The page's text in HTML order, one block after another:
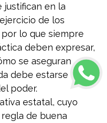
justifican en la
de los
lo que siempre
deben expresar,
se aseguran
debe estarse en
poder.
estatal, cuyo
de buena